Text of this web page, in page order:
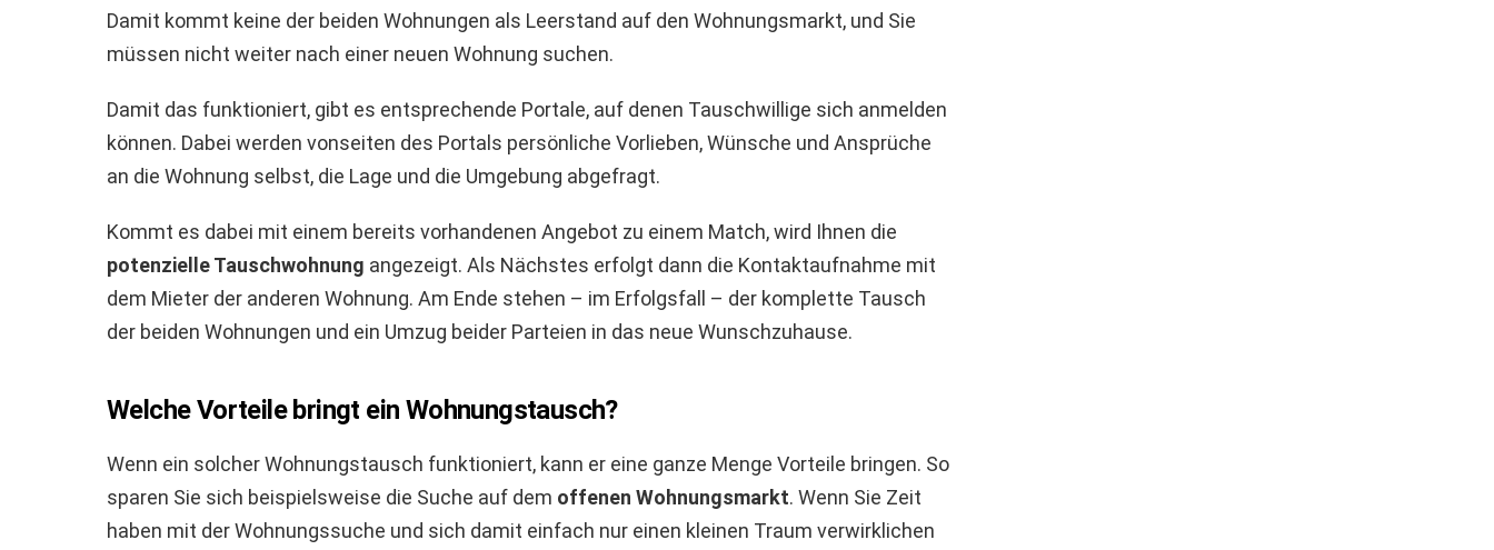
Damit kommt keine der beiden Wohnungen als Leerstand auf den Wohnungsmarkt, und Sie
müssen nicht weiter nach einer neuen Wohnung suchen.
Damit das funktioniert, gibt es entsprechende Portale, auf denen Tauschwillige sich anmelden
können. Dabei werden vonseiten des Portals persönliche Vorlieben, Wünsche und Ansprüche
an die Wohnung selbst, die Lage und die Umgebung abgefragt.
Kommt es dabei mit einem bereits vorhandenen Angebot zu einem Match, wird Ihnen die
potenzielle Tauschwohnung angezeigt. Als Nächstes erfolgt dann die Kontaktaufnahme mit
dem Mieter der anderen Wohnung. Am Ende stehen – im Erfolgsfall – der komplette Tausch
der beiden Wohnungen und ein Umzug beider Parteien in das neue Wunschzuhause.
Welche Vorteile bringt ein Wohnungstausch?
Wenn ein solcher Wohnungstausch funktioniert, kann er eine ganze Menge Vorteile bringen. So
sparen Sie sich beispielsweise die Suche auf dem offenen Wohnungsmarkt. Wenn Sie Zeit
haben mit der Wohnungssuche und sich damit einfach nur einen kleinen Traum verwirklichen